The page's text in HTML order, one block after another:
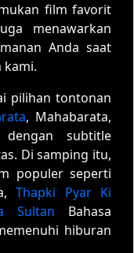
film favorit
menawarkan
Anda saat
pilihan tontonan
, Mahabarata,
subtitle
Di samping itu,
populer seperti
Thapki Pyar Ki
Sultan Bahasa
hiburan